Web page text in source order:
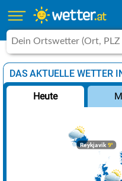
DAS AKTUELLE WETTER
Heute
Reykjavik 9°